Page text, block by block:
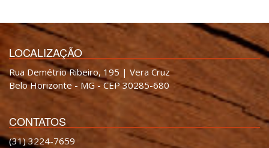
LOCALIZAÇÃO
Rua Demétrio Ribeiro, 195 | Vera Cruz
Belo Horizonte - MG - CEP 30285-680
CONTATOS
(31) 3224-7659